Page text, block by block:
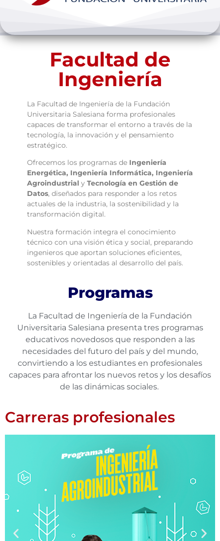
Internacionalización
InvestigaciónFacultad de
Ingeniería
La Facultad de Ingeniería de la Fundación
Universitaria Salesiana forma profesionales
capaces de transformar el entorno a través de la
tecnología, la innovación y el pensamiento
estratégico.
Ofrecemos los programas de Ingeniería
Energética, Ingeniería Informática, Ingeniería
Agroindustrial y Tecnología en Gestión de
Datos, diseñados para responder a los retos
actuales de la industria, la sostenibilidad y la
transformación digital.
Nuestra formación integra el conocimiento
técnico con una visión ética y social, preparando
ingenieros que aportan soluciones eficientes,
sostenibles y orientadas al desarrollo del país.
Programas
La Facultad de Ingeniería de la Fundación
Universitaria Salesiana presenta tres programas
educativos novedosos que responden a las
necesidades del futuro del país y del mundo,
convirtiendo a los estudiantes en profesionales
capaces para afrontar los nuevos retos y los desafíos
de las dinámicas sociales.
Carreras profesionales